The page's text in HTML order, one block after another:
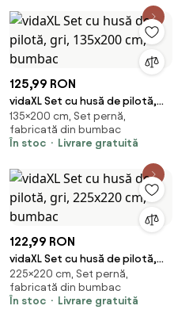
125,99 RON
vidaXL Set cu husă de pilotă,
gri, 135x200 cm, bumbac
135×200 cm, Set pernă,
fabricată din bumbac
În stoc
Livrare gratuită
122,99 RON
vidaXL Set cu husă de pilotă,
gri, 225x220 cm, bumbac
225×220 cm, Set pernă,
fabricată din bumbac
În stoc
Livrare gratuită